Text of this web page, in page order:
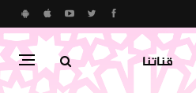
قناتنا